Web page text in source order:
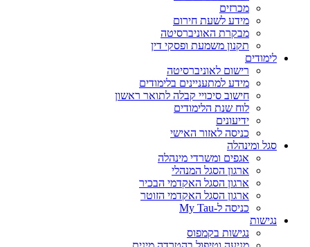
מכרזים
מידע לשעת חירום
מבקרת האוניברסיטה
תקנון משמעת ופסקי דין
לימודים
רישום לאוניברסיטה
מידע למתעניינים בלימודים
חישוב סיכויי קבלה לתואר ראשון
לוח שנת הלימודים
ידיעונים
כניסה לאזור האישי
סגל ומינהלה
אגפים ומשרדי מינהלה
ארגון הסגל המנהלי
ארגון הסגל האקדמי הבכיר
ארגון הסגל האקדמי הזוטר
כניסה ל-My Tau
נגישות
נגישות בקמפוס